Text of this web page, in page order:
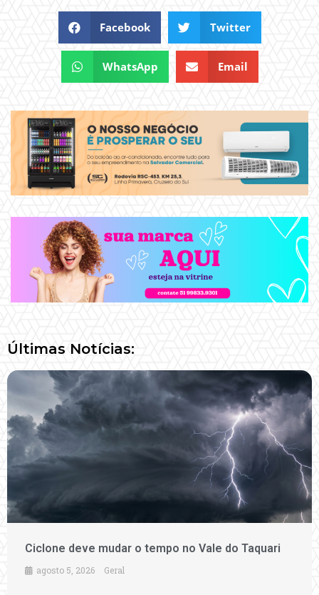
Facebook Twitter
WhatsApp Email
Últimas Notícias:
Ciclone deve mudar o tempo no Vale do Taquari
agosto 5, 2026 Geral